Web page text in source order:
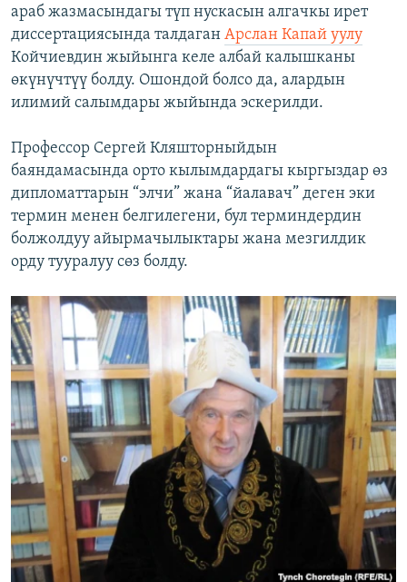
араб жазмасындагы түп нускасын алгачкы ирет
диссертациясында талдаган Арслан Капай уулу
Койчиевдин жыйынга келе албай калышканы
өкүнүчтүү болду. Ошондой болсо да, алардын
илимий салымдары жыйында эскерилди.
Профессор Сергей Кляшторныйдын
баяндамасында орто кылымдардагы кыргыздар өз
дипломаттарын “элчи” жана “йалавач” деген эки
термин менен белгилегени, бул терминдердин
болжолдуу айырмачылыктары жана мезгилдик
орду тууралуу сөз болду.